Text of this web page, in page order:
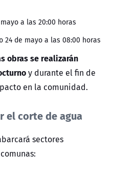
a las 20:00 horas
24 de mayo a las 08:00 horas
obras se realizarán
y durante el fin de
en la comunidad.
el corte de agua
sectores